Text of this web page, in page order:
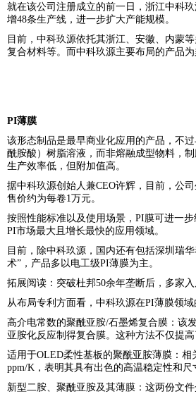
就在该公司注册成立的前一日，浙江中科
增48条生产线，进一步扩大产能规模。
目前，中科玖源依托其浙江、安徽、内蒙
复合材料等。而中科玖源主要布局的产品
PI薄膜
该形态制品是最早商业化应用的产品，不
酰胺酸）树脂溶液，而非熔融成型物料，
生产效率低，但附加值高。
据中科玖源创始人兼CEO许辉，目前，公
售价约为每卷1万元。
按照性能标准以及使用场景， PI膜可进一
PI市场最大且增长最快的应用领域。
目前，除中科玖源，国内还有包括深圳 瑞
术”，产品多以电工级PI薄膜为主。
拓展阅读： 突破杜邦50余年垄断后，多家
从布局专利方面看，中科玖源在PI薄膜领
高介电常数的聚酰亚胺/石墨烯复合膜：该
亚胺化反应制得复合膜。这种方法不仅提
适用于OLED柔性基板的聚酰亚胺薄膜：
ppm/K，表明其具有出色的高温稳定性和尺
新型二胺、聚酰亚胺及其薄膜：这两份文